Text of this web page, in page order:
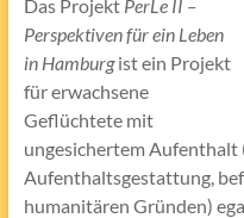
Das Projekt PerLe II –
Perspektiven für ein Leben
in Hamburgist ein Projekt
für erwachsene
Geflüchtete mit
ungesichertem Aufenthalt
Aufenthaltsgestattung,
humanitären Gründen)